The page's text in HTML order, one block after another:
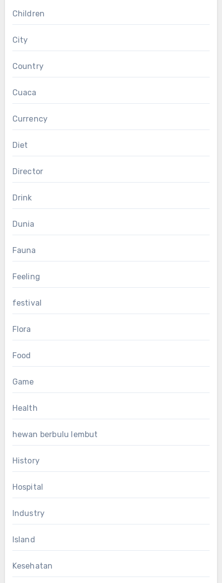
Children
City
Country
Cuaca
Currency
Diet
Director
Drink
Dunia
Fauna
Feeling
festival
Flora
Food
Game
Health
hewan berbulu lembut
History
Hospital
Industry
Island
Kesehatan